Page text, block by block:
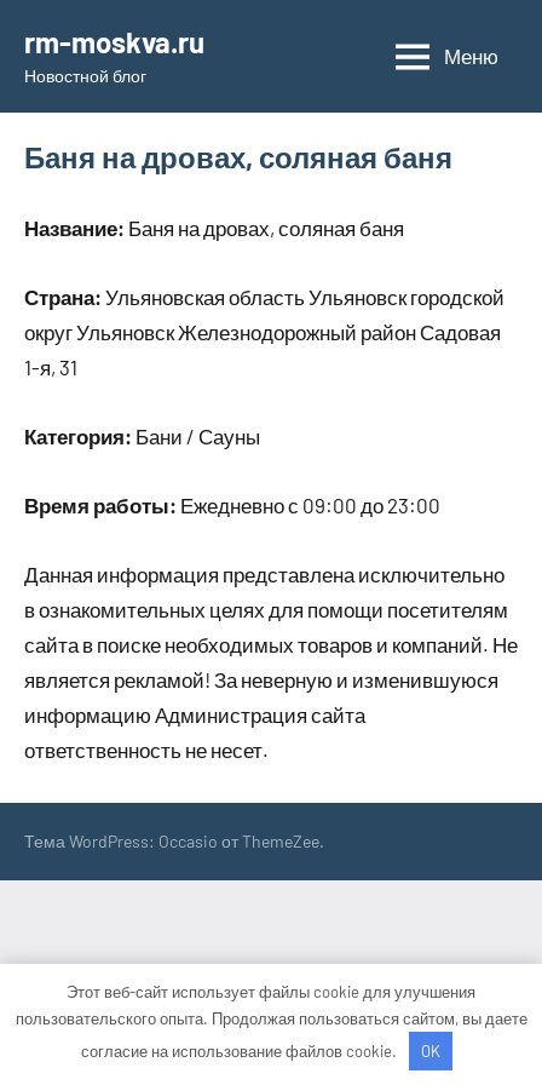
содержимому
rm-moskva.ru
Новостной блог
Меню
Баня на дровах, соляная баня
Название: Баня на дровах, соляная баня
Страна: Ульяновская область Ульяновск городской
округ Ульяновск Железнодорожный район Садовая
1-я, 31
Категория: Бани / Сауны
Время работы: Ежедневно с 09:00 до 23:00
Данная информация представлена исключительно
в ознакомительных целях для помощи посетителям
сайта в поиске необходимых товаров и компаний. Не
является рекламой! За неверную и изменившуюся
информацию Администрация сайта
ответственность не несет.
Тема WordPress: Occasio от ThemeZee.
Этот веб-сайт использует файлы cookie для улучшения
пользовательского опыта. Продолжая пользоваться сайтом, вы даете
согласие на использование файлов cookie.
OK